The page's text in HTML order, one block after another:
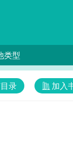
类型
加入
录